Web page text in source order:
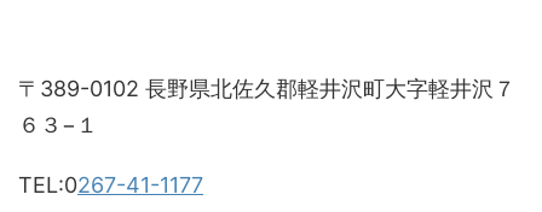
〒389-0102 長野県北佐久郡軽井沢町大字軽井沢７
６３−１
TEL:0267-41-1177